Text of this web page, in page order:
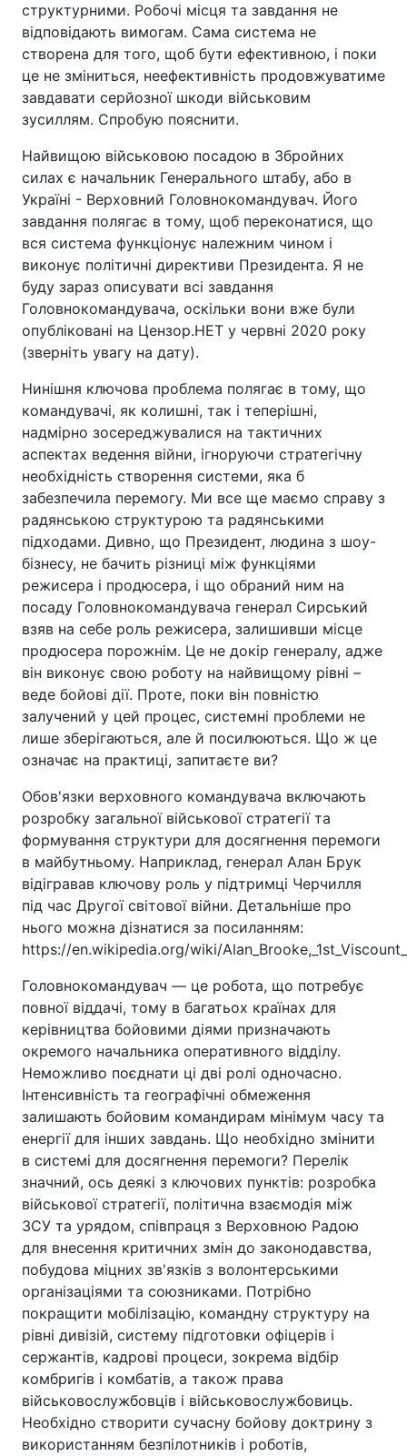
структурними. Робочі місця та завдання не
відповідають вимогам. Сама система не
створена для того, щоб бути ефективною, і поки
це не зміниться, неефективність продовжуватиме
завдавати серйозної шкоди військовим
зусиллям. Спробую пояснити.
Найвищою військовою посадою в Збройних
силах є начальник Генерального штабу, або в
Україні - Верховний Головнокомандувач. Його
завдання полягає в тому, щоб переконатися, що
вся система функціонує належним чином і
виконує політичні директиви Президента. Я не
буду зараз описувати всі завдання
Головнокомандувача, оскільки вони вже були
опубліковані на Цензор.НЕТ у червні 2020 року
(зверніть увагу на дату).
Нинішня ключова проблема полягає в тому, що
командувачі, як колишні, так і теперішні,
надмірно зосереджувалися на тактичних
аспектах ведення війни, ігноруючи стратегічну
необхідність створення системи, яка б
забезпечила перемогу. Ми все ще маємо справу з
радянською структурою та радянськими
підходами. Дивно, що Президент, людина з шоу-
бізнесу, не бачить різниці між функціями
режисера і продюсера, і що обраний ним на
посаду Головнокомандувача генерал Сирський
взяв на себе роль режисера, залишивши місце
продюсера порожнім. Це не докір генералу, адже
він виконує свою роботу на найвищому рівні –
веде бойові дії. Проте, поки він повністю
залучений у цей процес, системні проблеми не
лише зберігаються, але й посилюються. Що ж це
означає на практиці, запитаєте ви?
Обов'язки верховного командувача включають
розробку загальної військової стратегії та
формування структури для досягнення перемоги
в майбутньому. Наприклад, генерал Алан Брук
відігравав ключову роль у підтримці Черчилля
під час Другої світової війни. Детальніше про
нього можна дізнатися за посиланням:
https://en.wikipedia.org/wiki/
Головнокомандувач — це робота, що потребує
повної віддачі, тому в багатьох країнах для
керівництва бойовими діями призначають
окремого начальника оперативного відділу.
Неможливо поєднати ці дві ролі одночасно.
Інтенсивність та географічні обмеження
залишають бойовим командирам мінімум часу та
енергії для інших завдань. Що необхідно змінити
в системі для досягнення перемоги? Перелік
значний, ось деякі з ключових пунктів: розробка
військової стратегії, політична взаємодія між
ЗСУ та урядом, співпраця з Верховною Радою
для внесення критичних змін до законодавства,
побудова міцних зв'язків з волонтерськими
організаціями та союзниками. Потрібно
покращити мобілізацію, командну структуру на
рівні дивізій, систему підготовки офіцерів і
сержантів, кадрові процеси, зокрема відбір
комбригів і комбатів, а також права
військовослужбовців і військовослужбовиць.
Необхідно створити сучасну бойову доктрину з
використанням безпілотників і роботів,